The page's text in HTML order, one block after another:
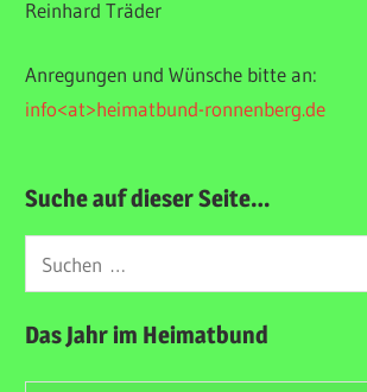
Reinhard Träder
Anregungen und Wünsche bitte an:
info<at>heimatbund-ronnenberg.de
Suche auf dieser Seite…
nach:
Das Jahr im Heimatbund